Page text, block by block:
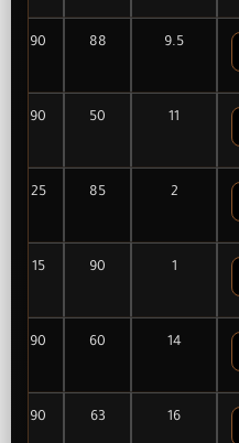
9.5
88
90
11
50
90
2
85
25
1
90
15
14
60
90
16
63
90